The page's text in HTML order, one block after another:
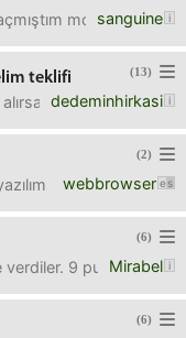
sanguine
moonbix için,
(13)
teklifi
dedeminhirkasi
alabiliriyoruz
(2)
webbrowser
ile junior
(6)
Mirabel
9 puffı el
(6)